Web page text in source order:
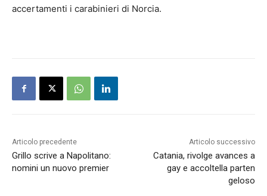
accertamenti i carabinieri di Norcia.
Articolo precedente
Grillo scrive a Napolitano:
nomini un nuovo premier
Articolo successivo
Catania, rivolge avances a
gay e accoltella parten
geloso